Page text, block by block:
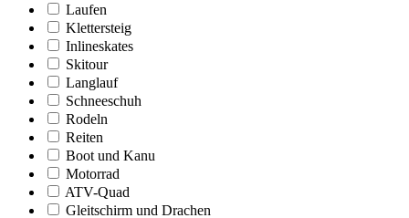
Laufen
Klettersteig
Inlineskates
Skitour
Langlauf
Schneeschuh
Rodeln
Reiten
Boot und Kanu
Motorrad
ATV-Quad
Gleitschirm und Drachen